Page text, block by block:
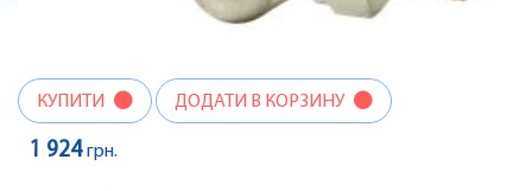
КУПИТИ ДОДАТИ В КОРЗИНУ
1 924грн.